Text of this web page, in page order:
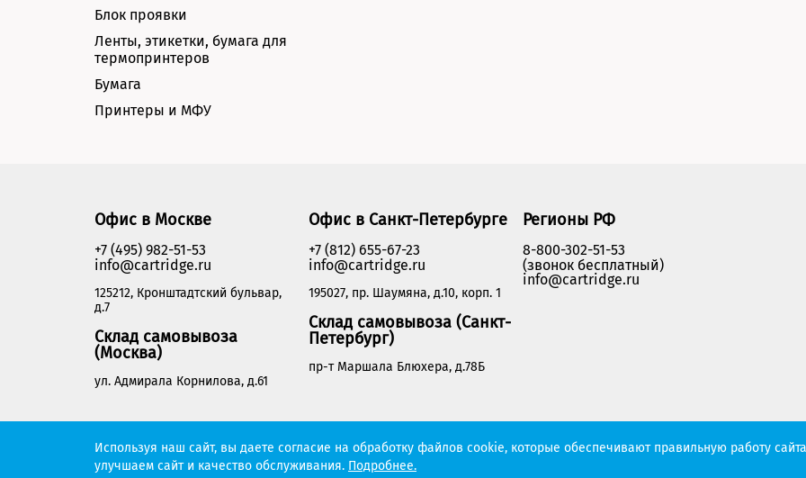
Блок проявки
Ленты, этикетки, бумага для
термопринтеров
Бумага
Принтеры и МФУ
Офис в Москве
+7 (495) 982-51-53
info@cartridge.ru
125212, Кронштадтский бульвар,
д.7
Склад самовывоза
(Москва)
ул. Адмирала Корнилова, д.61
Офис в Санкт-Петербурге
+7 (812) 655-67-23
info@cartridge.ru
195027, пр. Шаумяна, д.10, корп. 1
Склад самовывоза (Санкт-
Петербург)
пр-т Маршала Блюхера, д.78Б
Регионы РФ
8-800-302-51-53
(звонок бесплатный)
info@cartridge.ru
Cartridge.ru 2012-2026. Все права защищены Политика конфиденциальности
Используя наш сайт, вы даете согласие на обработку файлов cookie, которые обеспечивают правильную работу
улучшаем сайт и качество обслуживания. Подробнее.